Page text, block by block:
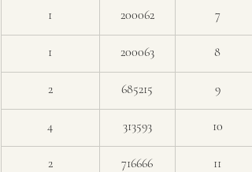
1 200062 7
1 200063 8
2 685215 9
4 313593 10
2 716666 11